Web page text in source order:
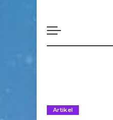
Artikel